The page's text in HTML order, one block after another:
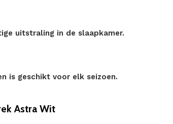
uitstraling in de slaapkamer.
is geschikt voor elk seizoen.
Astra Wit